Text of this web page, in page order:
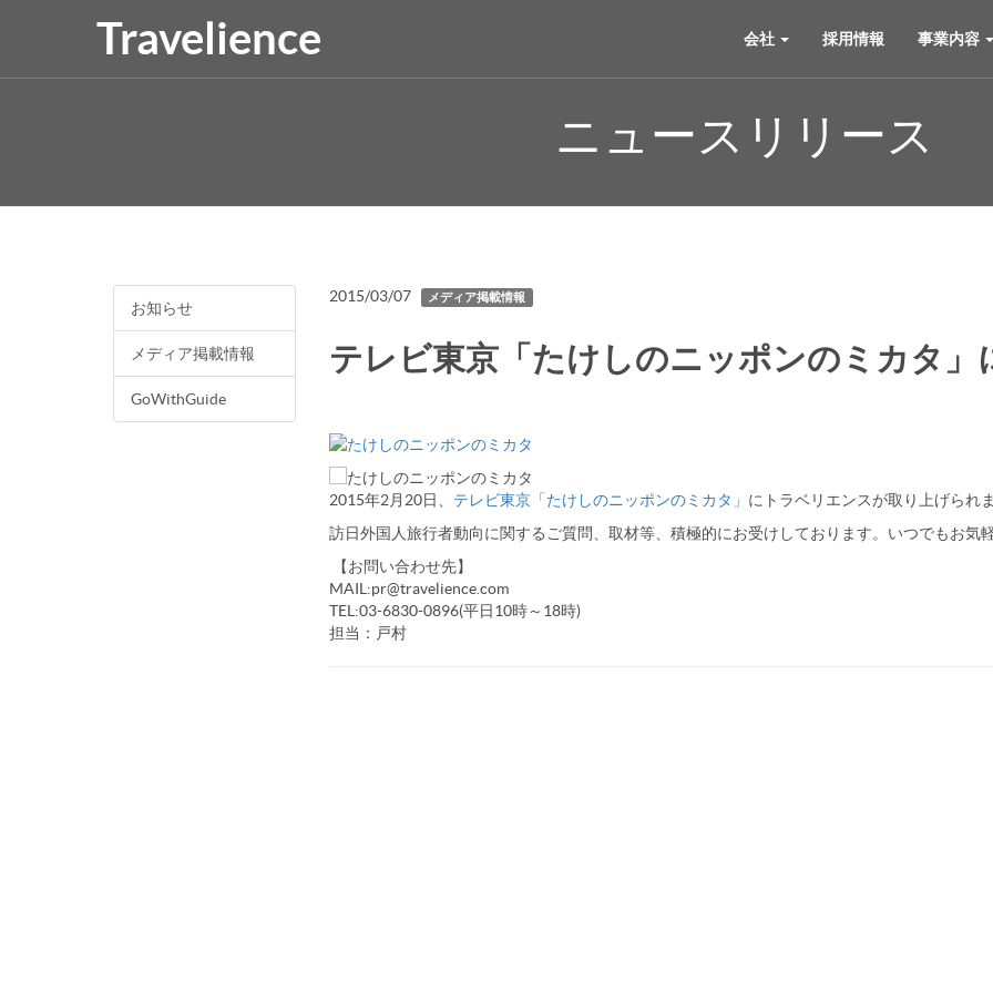
Travelience 会社 採用情報 事業内容
ニュースリリース
お知らせ
メディア掲載情報
GoWithGuide
2015/03/07 メディア掲載情報
テレビ東京「たけしのニッポンのミカタ」
たけしのニッポンのミカタ
2015年2月20日、 テレビ東京「たけしのニッポンのミカタ」 にトラベリエンスが取り上げられま
訪日外国人旅行者動向に関するご質問、取材等、積極的にお受けしております。いつでもお気
【お問い合わせ先】
MAIL:pr@travelience.com
TEL:03-6830-0896(平日10時～18時)
担当：戸村